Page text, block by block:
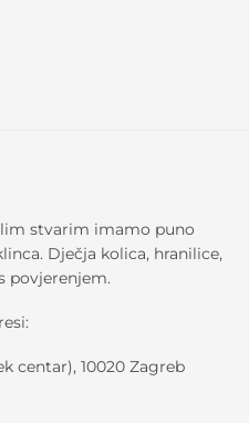
stvarim imamo puno
Dječja kolica, hranilice,
povjerenjem.
centar), 10020 Zagreb